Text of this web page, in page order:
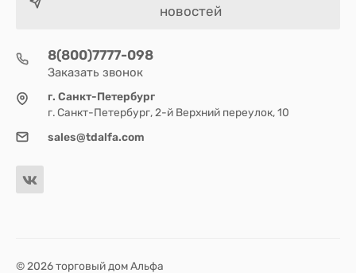
новостей
8(800)7777-098
Заказать звонок
г. Санкт-Петербург
г. Санкт-Петербург, 2-й Верхний переулок, 10
sales@tdalfa.com
© 2026 торговый дом Альфа